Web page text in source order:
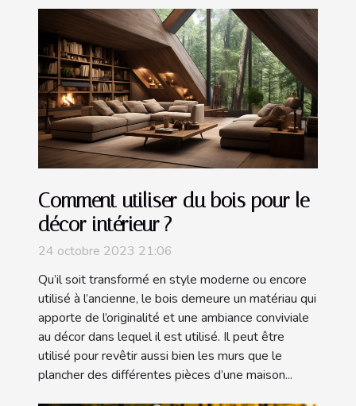
Comment utiliser du bois pour le
décor intérieur ?
24 octobre 2023 21:06
Qu’il soit transformé en style moderne ou encore
utilisé à l’ancienne, le bois demeure un matériau qui
apporte de l’originalité et une ambiance conviviale
au décor dans lequel il est utilisé. Il peut être
utilisé pour revêtir aussi bien les murs que le
plancher des différentes pièces d’une maison...